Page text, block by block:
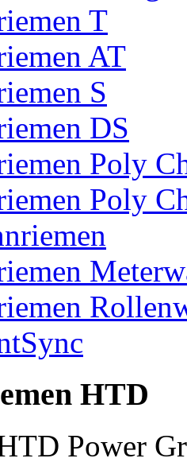
T
AT
S
DS
Poly
Poly
HTD
Power